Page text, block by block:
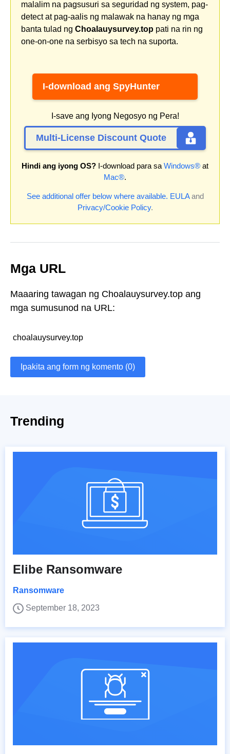
malalim na pagsusuri sa seguridad ng system, pag-
detect at pag-aalis ng malawak na hanay ng mga
banta tulad ng Choalauysurvey.top pati na rin ng
one-on-one na serbisyo sa tech na suporta.
I-download ang SpyHunter
I-save ang Iyong Negosyo ng Pera!
Multi-License Discount Quote
Hindi ang iyong OS? I-download para sa Windows® at
Mac®.
See additional offer below where available. EULAand
Privacy/Cookie Policy.
Mga URL
Maaaring tawagan ng Choalauysurvey.top ang
mga sumusunod na URL:
choalauysurvey.top
Ipakita ang form ng komento (0)
Trending
Elibe Ransomware
Ransomware
September 18, 2023